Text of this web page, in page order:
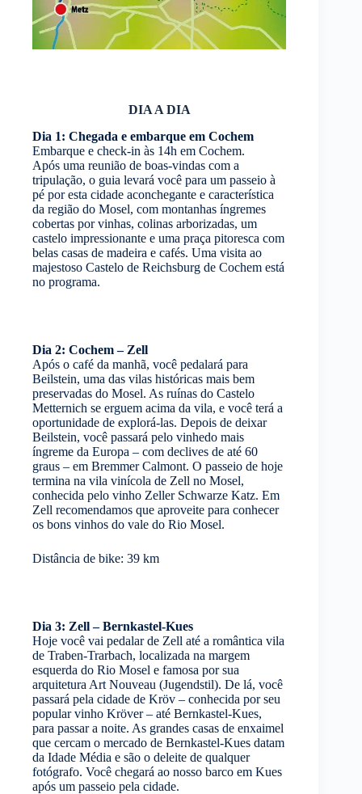
DIA A DIA
Dia 1: Chegada e embarque em Cochem
Embarque e check-in às 14h em Cochem.
Após uma reunião de boas-vindas com a
tripulação, o guia levará você para um passeio à
pé por esta cidade aconchegante e característica
da região do Mosel, com montanhas íngremes
cobertas por vinhas, colinas arborizadas, um
castelo impressionante e uma praça pitoresca com
belas casas de madeira e cafés. Uma visita ao
majestoso Castelo de Reichsburg de Cochem está
no programa.
Dia 2: Cochem – Zell
Após o café da manhã, você pedalará para
Beilstein, uma das vilas históricas mais bem
preservadas do Mosel. As ruínas do Castelo
Metternich se erguem acima da vila, e você terá a
oportunidade de explorá-las. Depois de deixar
Beilstein, você passará pelo vinhedo mais
íngreme da Europa – com declives de até 60
graus – em Bremmer Calmont. O passeio de hoje
termina na vila vinícola de Zell no Mosel,
conhecida pelo vinho Zeller Schwarze Katz. Em
Zell recomendamos que aproveite para conhecer
os bons vinhos do vale do Rio Mosel.
Distância de bike: 39 km
Dia 3: Zell – Bernkastel-Kues
Hoje você vai pedalar de Zell até a romântica vila
de Traben-Trarbach, localizada na margem
esquerda do Rio Mosel e famosa por sua
arquitetura Art Nouveau (Jugendstil). De lá, você
passará pela cidade de Kröv – conhecida por seu
popular vinho Kröver – até Bernkastel-Kues,
para passar a noite. As grandes casas de enxaimel
que cercam o mercado de Bernkastel-Kues datam
da Idade Média e são o deleite de qualquer
fotógrafo. Você chegará ao nosso barco em Kues
após um passeio pela cidade.